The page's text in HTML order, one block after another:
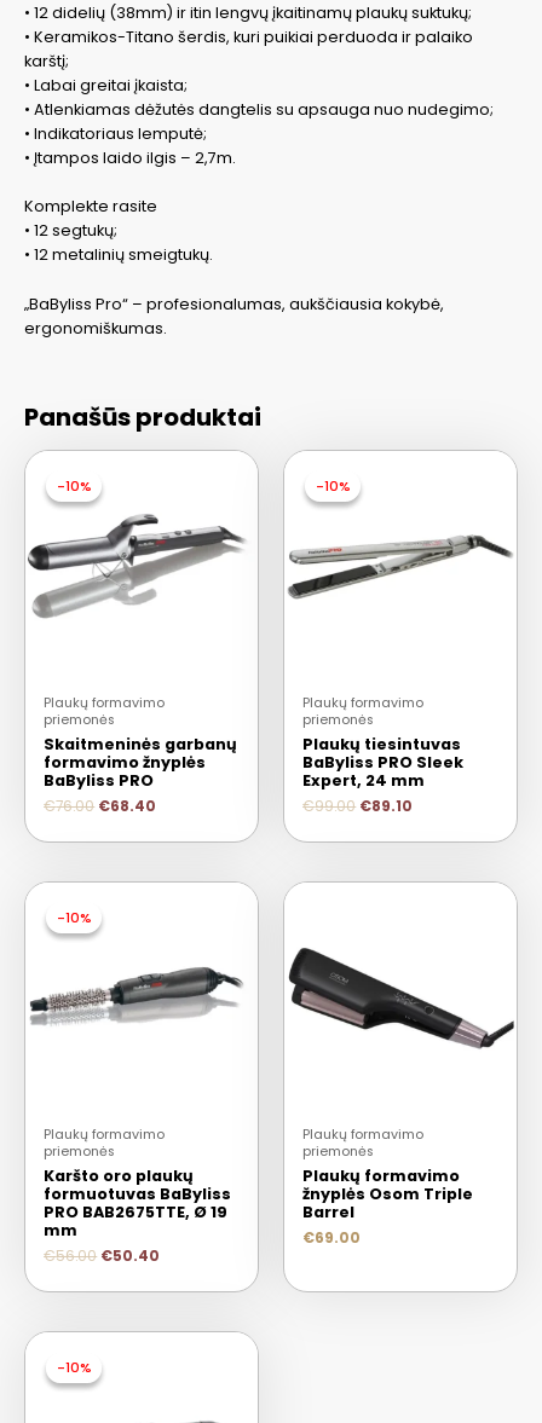
• 12 didelių (38mm) ir itin lengvų įkaitinamų plaukų suktukų;
• Keramikos-Titano šerdis, kuri puikiai perduoda ir palaiko
karštį;
• Labai greitai įkaista;
• Atlenkiamas dėžutės dangtelis su apsauga nuo nudegimo;
• Indikatoriaus lemputė;
• Įtampos laido ilgis – 2,7m.
Komplekte rasite
• 12 segtukų;
• 12 metalinių smeigtukų.
„BaByliss Pro“ – profesionalumas, aukščiausia kokybė,
ergonomiškumas.
Panašūs produktai
-10%
-10%
Plaukų formavimo
priemonės
Skaitmeninės garbanų
formavimo žnyplės
BaByliss PRO
€76.00 €68.40
-10%
-10%
Plaukų formavimo
priemonės
Plaukų tiesintuvas
BaByliss PRO Sleek
Expert, 24 mm
€99.00 €89.10
-10%
-10%
Plaukų formavimo
priemonės
Karšto oro plaukų
formuotuvas BaByliss
PRO BAB2675TTE, Ø 19
mm
€56.00 €50.40
Plaukų formavimo
priemonės
Plaukų formavimo
žnyplės Osom Triple
Barrel
€69.00
-10%
-10%